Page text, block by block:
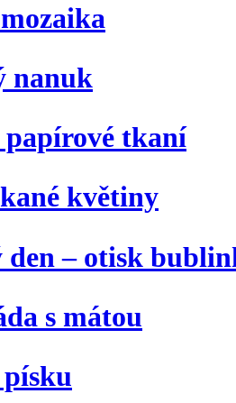
nanuk
tkaní
květiny
den – otisk
s mátou